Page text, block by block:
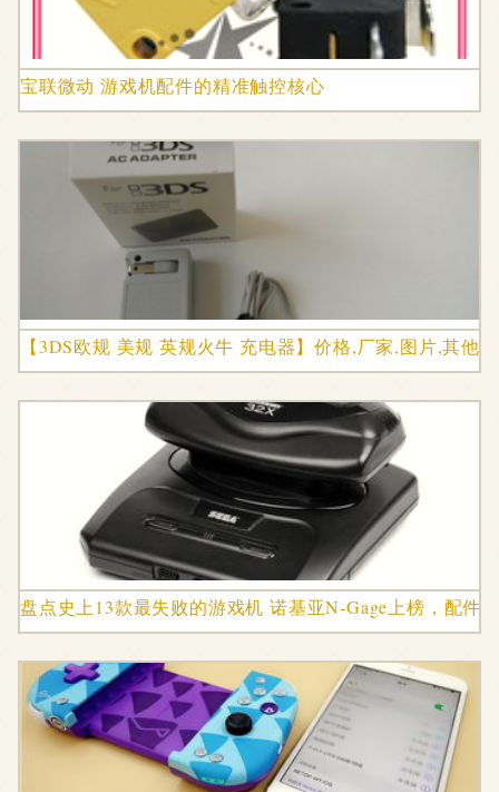
宝联微动 游戏机配件的精准触控核心
【3DS欧规 美规 英规火牛 充电器】价格,厂家,图片,其他
盘点史上13款最失败的游戏机 诺基亚N-Gage上榜，配件